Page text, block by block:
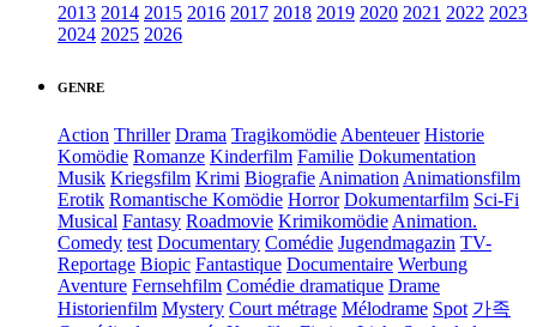
2013 2014 2015 2016 2017 2018 2019 2020 2021 2022 2023
2024 2025 2026
GENRE
Action Thriller Drama Tragikomödie Abenteuer Historie
Komödie Romanze Kinderfilm Familie Dokumentation
Musik Kriegsfilm Krimi Biografie Animation Animationsfilm
Erotik Romantische Komödie Horror Dokumentarfilm Sci-Fi
Musical Fantasy Roadmovie Krimikomödie Animation.
Comedy test Documentary Comédie Jugendmagazin TV-
Reportage Biopic Fantastique Documentaire Werbung
Aventure Fernsehfilm Comédie dramatique Drame
Historienfilm Mystery Court métrage Mélodrame Spot 가족